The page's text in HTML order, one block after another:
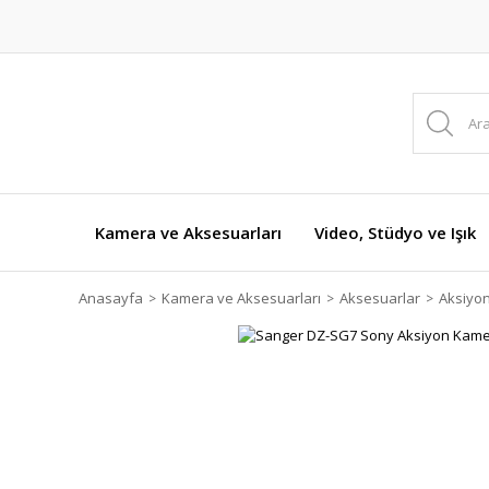
Kamera ve Aksesuarları Video, Stüdyo ve Işık
Anasayfa Kamera ve Aksesuarları Aksesuarlar